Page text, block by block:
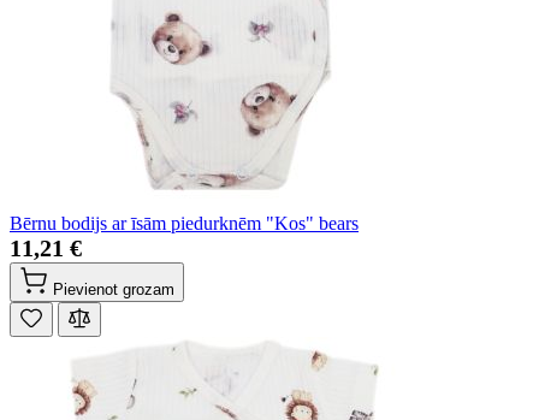
Bērnu bodijs ar īsām piedurknēm "Kos" bears
11,21 €
Pievienot grozam